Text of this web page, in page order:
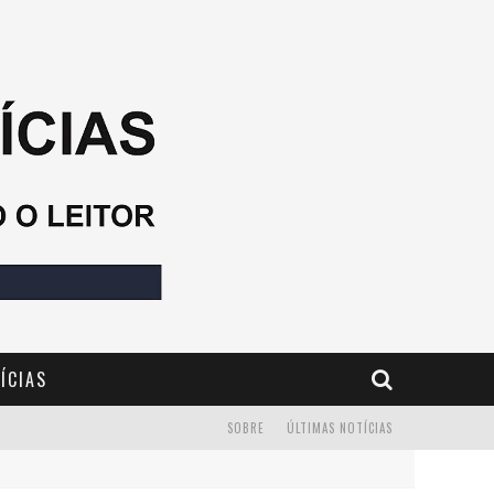
ÚLTIMAS NOTÍCIAS
SOBRE